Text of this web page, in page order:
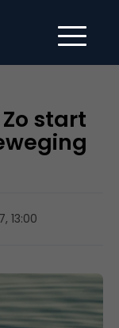
start
13:00